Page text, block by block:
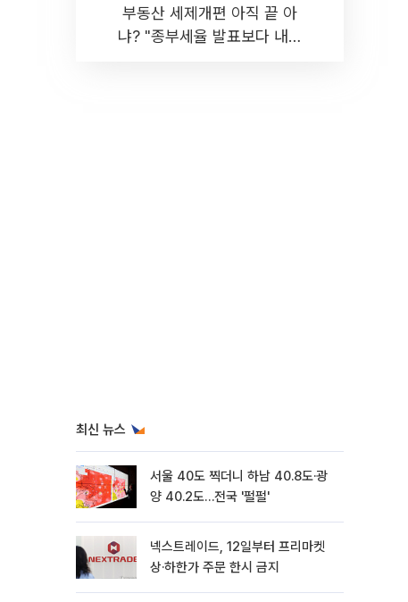
부동산 세제개편 아직 끝 아
냐? "종부세율 발표보다 내릴
최신 뉴스
서울 40도 찍더니 하남 40.8도·광
양 40.2도…전국 '펄펄'
넥스트레이드, 12일부터 프리마켓
상·하한가 주문 한시 금지